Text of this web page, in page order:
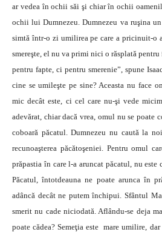
ar vedea în ochii săi şi chiar în ochii
ochii lui Dumnezeu. Dumnezeu va ruşina
simtă într-o zi umilirea pe care a pricinuit-o
smereşte, el nu va primi nici o răsplată pentru
pentru fapte, ci pentru smerenie”, spune
cine se umileşte pe sine? Aceasta nu face
mic decât este, ci cel care nu-şi vede
adevărat, chiar dacă vrea, omul nu se poate
coboară păcatul. Dumnezeu nu caută la
recunoaşterea păcătoşeniei. Pentru omul
prăpastia în care l-a aruncat păcatul, nu este
Păcatul, întotdeauna ne poate arunca în
adâncă decât ne putem închipui. Sfântul
smerit nu cade niciodată. Aflându-se deja
poate cădea? Semeţia este mare umilire,